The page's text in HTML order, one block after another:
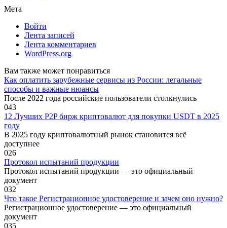
Мета
Войти
Лента записей
Лента комментариев
WordPress.org
Вам также может понравиться
Как оплатить зарубежные сервисы из России: легальные
способы и важные нюансы
После 2022 года российские пользователи столкнулись
043
12 Лучших P2P бирж криптовалют для покупки USDT в 2025
году
В 2025 году криптовалютный рынок становится всё
доступнее
026
Протокол испытаний продукции
Протокол испытаний продукции — это официальный
документ
032
Что такое Регистрационное удостоверение и зачем оно нужно?
Регистрационное удостоверение — это официальный
документ
035